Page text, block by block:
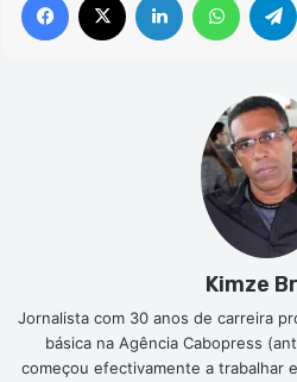
Kimze
Jornalista com 30 anos de carreira
básica na Agência Cabopress
começou efectivamente a trabalhar